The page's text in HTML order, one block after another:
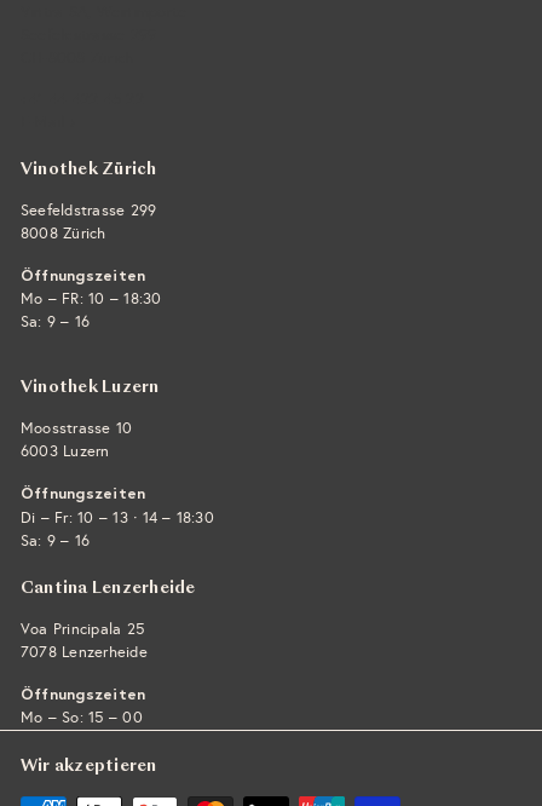
Vinothek Zürich
Seefeldstrasse 299
8008 Zürich
Öffnungszeiten
Mo – FR: 10 – 18:30
Sa: 9 – 16
Vinothek Luzern
Moosstrasse 10
6003 Luzern
Öffnungszeiten
Di – Fr: 10 – 13 · 14 – 18:30
Sa: 9 – 16
Cantina Lenzerheide
Voa Principala 25
7078 Lenzerheide
Öffnungszeiten
Mo – So: 15 – 00
Wir akzeptieren